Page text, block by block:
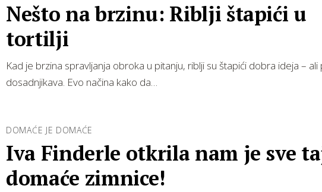
Nešto na brzinu: Riblji štapići u
tortilji
Kad je brzina spravljanja obroka u pitanju, riblji su štapići dobra ideja –
dosadnjikava. Evo načina kako da…
DOMAĆE JE DOMAĆE
Iva Finderle otkrila nam je sve
domaće zimnice!